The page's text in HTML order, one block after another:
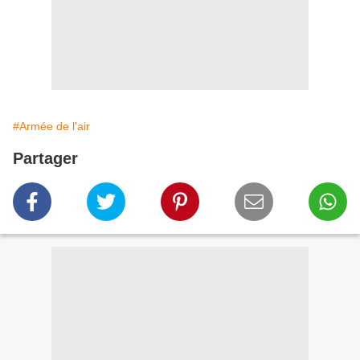
#Armée de l'air
Partager